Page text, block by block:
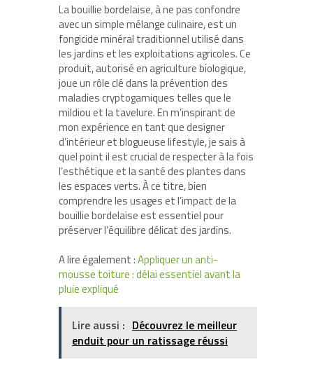
La bouillie bordelaise, à ne pas confondre
avec un simple mélange culinaire, est un
fongicide minéral traditionnel utilisé dans
les jardins et les exploitations agricoles. Ce
produit, autorisé en agriculture biologique,
joue un rôle clé dans la prévention des
maladies cryptogamiques telles que le
mildiou et la tavelure. En m’inspirant de
mon expérience en tant que designer
d’intérieur et blogueuse lifestyle, je sais à
quel point il est crucial de respecter à la fois
l’esthétique et la santé des plantes dans
les espaces verts. À ce titre, bien
comprendre les usages et l’impact de la
bouillie bordelaise est essentiel pour
préserver l’équilibre délicat des jardins.
A lire également :Appliquer un anti-
mousse toiture : délai essentiel avant la
pluie expliqué
Lire aussi : Découvrez le meilleur
enduit pour un ratissage réussi